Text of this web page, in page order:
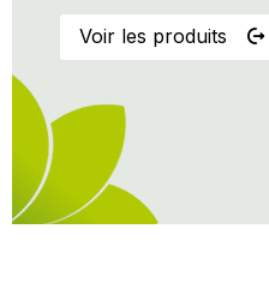
Voir les produits